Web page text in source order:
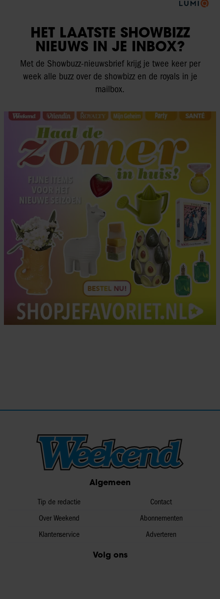
HET LAATSTE SHOWBIZZ
NIEUWS IN JE INBOX?
Met de Showbuzz-nieuwsbrief krijg je twee keer per
week alle buzz over de showbizz en de royals in je
mailbox.
Algemeen
Tip de redactie
Over Weekend
Klantenservice
Contact
Abonnementen
Adverteren
Volg ons